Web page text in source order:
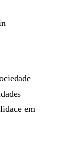
em